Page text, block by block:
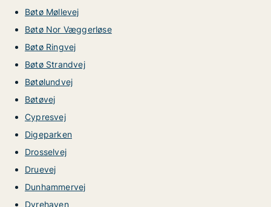
Bøtø Møllevej
Bøtø Nor Væggerløse
Bøtø Ringvej
Bøtø Strandvej
Bøtølundvej
Bøtøvej
Cypresvej
Digeparken
Drosselvej
Druevej
Dunhammervej
Dyrehaven